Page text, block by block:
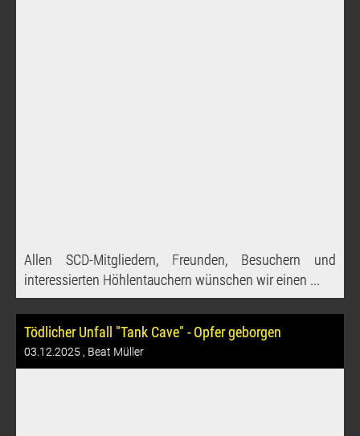
Allen SCD-Mitgliedern, Freunden, Besuchern und
interessierten Höhlentauchern wünschen wir einen ...
Tödlicher Unfall "Tank Cave" - Opfer geborgen
03.12.2025 , Beat Müller